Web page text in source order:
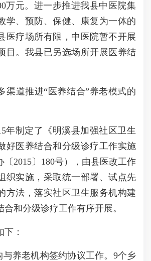
万元。进一步推进我县中医院集
学、预防、保健、康复为一体的
医疗场所有限，中医院暂不开展
目。我县已另选场所开展医养结
渠道推进“医养结合”养老模式的
年制定了《明溪县加强社区卫生
好医养结合和分级诊疗工作实施
〔2015〕180号），由县医改工作
织实施，采取统一部署、试点先
方法，落实社区卫生服务机构建
和分级诊疗工作有序开展。
：
与养老机构签约协议工作。9个乡